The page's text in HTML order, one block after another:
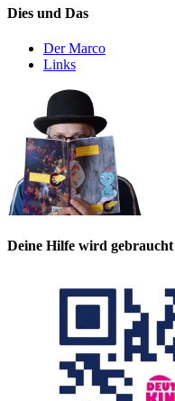
Dies und Das
Der Marco
Links
Deine Hilfe wird gebraucht